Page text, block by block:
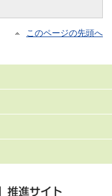
このページの先頭へ